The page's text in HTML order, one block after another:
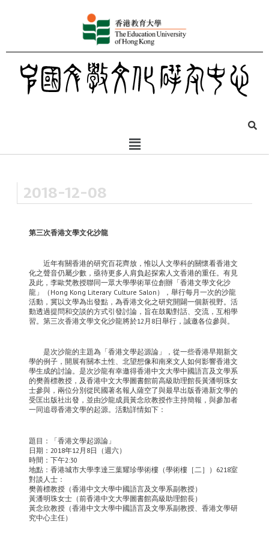
2018-12-08
第三次香港文學文化沙龍
近年有關香港的研究百花齊放，惟以人文學科的關懷看香港文
化之聲音仍屬少數，亟待更多人肩負起探索人文香港的重任。有見
及此，李歐梵教授聯同一眾大學學術單位創辦「香港文學文化沙
龍」（Hong Kong Literary Culture Salon），舉行每月一次的沙龍
活動，冀以文學為出發點，為香港文化之研究開闢一個新視野。活
動透過提問和交談的方式引發討論，旨在鼓勵對話、交流，互相學
習。第三次香港文學文化沙龍將於12月8日舉行，誠邀各位參與。
是次沙龍的主題為「香港文學起源論」，從一些香港早期新文
學的例子，開展有關本土性、北望想像和南來文人如何影響香港文
學生成的討論。是次沙龍有幸邀得香港中文大學中國語言及文學系
的樊善標教授，及香港中文大學圖書館前高級助理館長黃潘明珠女
士參與，兩位分別從民國著名報人薩空了與最早出版香港新文學的
受匡出版社出發，並由沙龍成員黃念欣教授作主持簡報，與參加者
一同追尋香港文學的起源。活動詳情如下：
題目：「香港文學起源論」
日期：2018年12月8日（週六）
時間：下午2:30
地點：香港城市大學李達三葉耀珍學術樓（學術樓［二］）6218室
對談人士：
樊善標教授（香港中文大學中國語言及文學系副教授）
黃潘明珠女士（前香港中文大學圖書館高級助理館長）
黃念欣教授（香港中文大學中國語言及文學系副教授、香港文學研
究中心主任）